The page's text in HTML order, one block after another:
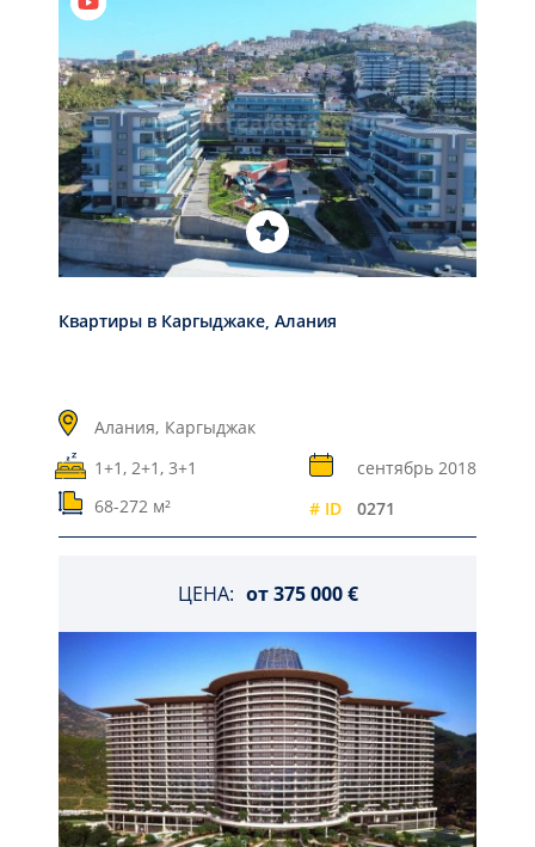
Квартиры в Каргыджаке, Алания
Алания, Каргыджак
1+1, 2+1, 3+1
сентябрь 2018
68-272 м²
# ID 0271
ЦЕНА: от375 000 €